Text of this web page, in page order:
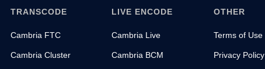
TRANSCODE
Cambria FTC
Cambria Cluster
LIVE ENCODE
Cambria Live
Cambria BCM
OTHER
Terms of Use
Privacy Policy